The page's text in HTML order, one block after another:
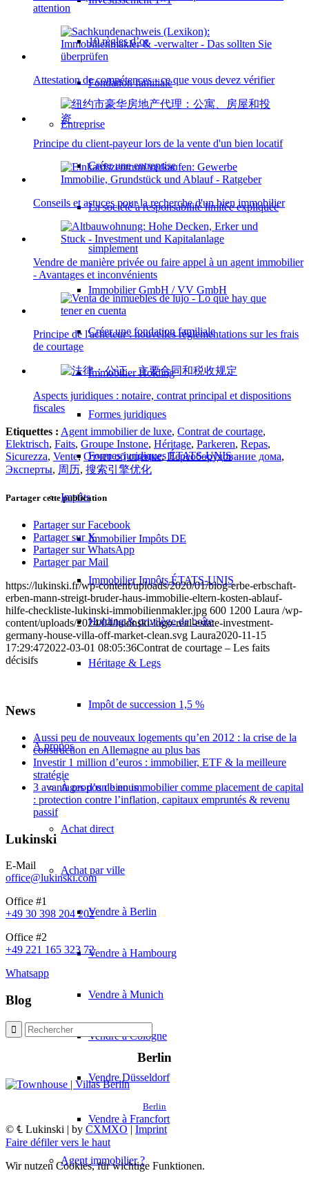
10 règles d’or
Fondation familiale
Entreprise
Créer une entreprise
La société à responsabilité limitée expliquée
simplement
Immobilier GmbH / VV GmbH
Créer une fondation familiale
Immobilier Holding
Formes juridiques
Formes juridiques ÉTATS-UNIS
Impôts
Immobilier Impôts DE
Immobilier Impôts ÉTATS-UNIS
Holding & privilège de boîte
Héritage & Legs
Impôt de succession 1,5 %
À propos
À propos de nous
Achat direct
Achat par ville
Vendre à Berlin
Vendre à Hambourg
Vendre à Munich
Vendre à Cologne
Vendre Düsseldorf
Vendre à Francfort
Agent immobilier ?
attention
Attestation de compétences - ce que vous devez vérifier
Principe du client-payeur lors de la vente d'un bien locatif
Conseils et astuces pour la recherche d'un bien immobilier
Vendre de manière privée ou faire appel à un agent immobilier
- Avantages et inconvénients
Principe de l'acheteur : nouvelles réglementations sur les frais
de courtage
Aspects juridiques : notaire, contrat principal et dispositions
fiscales
Etiquettes : Agent immobilier de luxe, Contrat de courtage,
Elektrisch, Faits, Groupe Instone, Héritage, Parkeren, Repas,
Sicurezza, Vente, Отчет об оценке,Переоборудование дома,
Эксперты, 周历, 搜索引擎优化
Partager cette publication
Partager sur Facebook
Partager sur X
Partager sur WhatsApp
Partager par Mail
https://lukinski.fr/wp-content/uploads/2020/01/blog-erbe-erbschaft-
erben-mann-streigt-bruder-haus-immobilie-eltern-kosten-ablauf-
hilfe-checkliste-lukinski-immobilienmakler.jpg 600 1200 Laura /wp-
content/uploads/2024/04/lukinski-logo-real-estate-investment-
germany-house-villa-off-market-clean.svg Laura2020-11-15
17:29:472022-03-01 08:05:36Contrat de courtage – Les faits
décisifs
News
Aussi peu de nouveaux logements qu’en 2012 : la crise de la
construction en Allemagne au plus bas
Investir 1 million d’euros : immobilier, ETF & la meilleure
stratégie
3 avantages d’un bien immobilier comme placement de capital
: protection contre l’inflation, capitaux empruntés & revenu
passif
Lukinski
E-Mail
office@lukinski.com
Office #1
+49 30 398 204 202
Office #2
+49 221 165 323 72
Whatsapp
Blog
Berlin
Berlin
© ℄ Lukinski | by CXMXO | Imprint
Faire défiler vers le haut
Wir nutzen Cookies, für wichtige Funktionen.